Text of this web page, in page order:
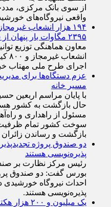
سقف
از سوی بانک مرکزی،
واقعی نیروگاه‌های
۱۹۴ هزار انشعاب
۲۳۹۵ مگاوات بار پنهان از شبکه برق
اجرای طرح ملی مهتاب
عزم دستگاه‌ها برای
مسیر خانه
با پایان مراسم اربعین
حال بازگشت به کشور
مسئول از راهداری و
سوخت کشور تمام ظرفیت
بازگشت و رساندن زائران
دو صندوق پروژه
پذیره‌نویسی هستند
رئیس مرکز نظارت بر
بورس گفت: دو صندوق
احداث نیروگاه خورشیدی
پذیره‌نویسی هستند.